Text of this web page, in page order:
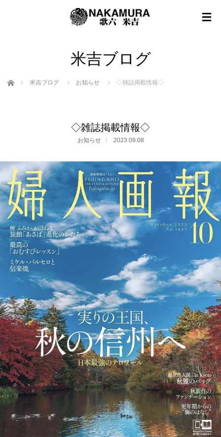
米吉ブログ
ホーム 米吉ブログ お知らせ ◇雑誌掲載情報◇
◇雑誌掲載情報◇
お知らせ 2023.09.08